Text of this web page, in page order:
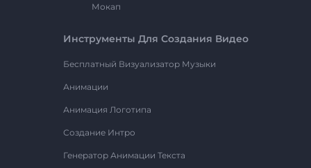
Мокап
Инструменты Для Создания Видео
Бесплатный Визуализатор Музыки
Анимации
Анимация Логотипа
Создание Интро
Генератор Анимации Текста